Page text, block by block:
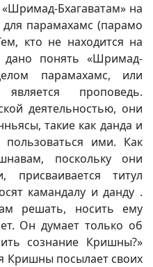
Бхагаватам» на
парамахамс (парамо
кто не находится на
дано понять «Шримад-
парамахамс, или
проповедь.
деятельностью, они
такие как данда и
ими. Как
поскольку они
присваивается титул
камандалу и данду .
решать, носить ему
Он думает только об
сознание Кришны?»
Кришны посылает своих